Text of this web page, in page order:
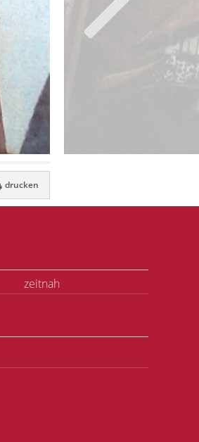
drucken
zeitnah